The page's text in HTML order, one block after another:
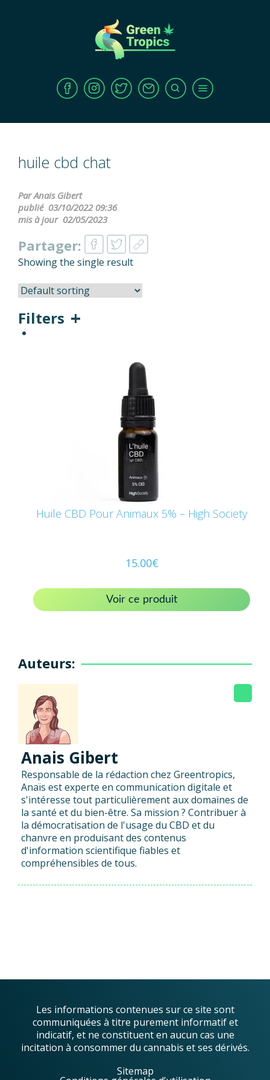
huile cbd chat
Par Anais Gibert
publié 03/10/2022 09:36
mis à jour 02/05/2023
Partager:
Showing the single result
Huile CBD Pour Animaux 5% – High Society
15.00€
Voir ce produit
Filters
Auteurs:
Anais Gibert
Responsable de la rédaction chez Greentropics,
Anaïs est experte en communication digitale et
s'intéresse tout particulièrement aux domaines de
la santé et du bien-être. Sa mission ? Contribuer à
la démocratisation de l'usage du CBD et du
chanvre en produisant des contenus
d'information scientifique fiables et
compréhensibles de tous.
Les informations contenues sur ce site sont
communiquées à titre purement informatif et
indicatif, et ne constituent en aucun cas une
incitation à consommer du cannabis et ses dérivés.
Sitemap